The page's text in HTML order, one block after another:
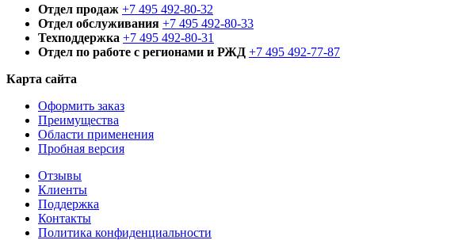
Отдел продаж +7 495 492-80-32
Отдел обслуживания +7 495 492-80-33
Техподдержка +7 495 492-80-31
Отдел по работе с регионами и РЖД +7 495 492-77-87
Карта сайта
Оформить заказ
Преимущества
Области применения
Пробная версия
Отзывы
Клиенты
Поддержка
Контакты
Политика конфиденциальности